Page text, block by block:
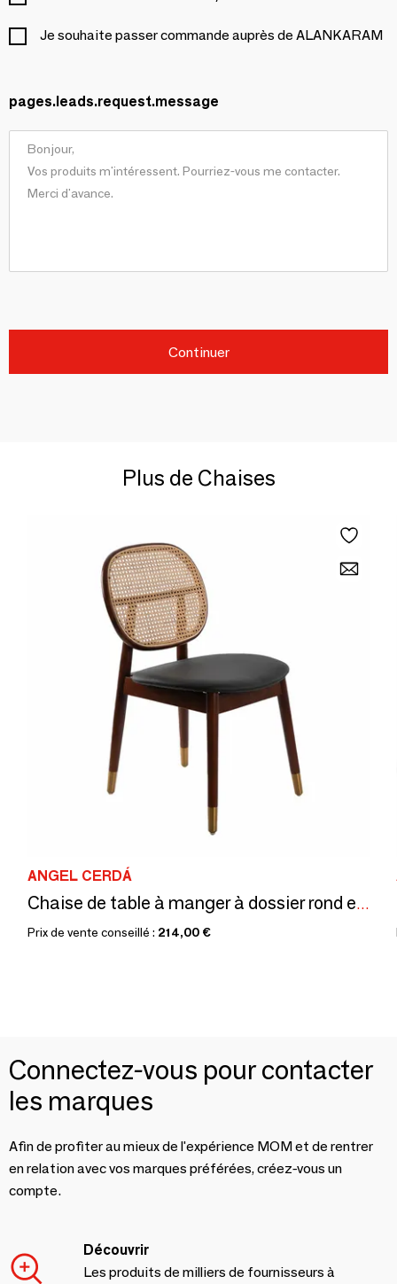
Je souhaite passer commande auprès de ALANKARAM
pages.leads.request.message
Continuer
Plus de Chaises
ANGEL CERDÁ
Chaise de table à manger à dossier rond en rotin
Prix de vente conseillé : 214,00 €
Connectez-vous pour contacter
les marques
Afin de profiter au mieux de l'expérience MOM et de rentrer
en relation avec vos marques préférées, créez-vous un
compte.
Découvrir
Les produits de milliers de fournisseurs à